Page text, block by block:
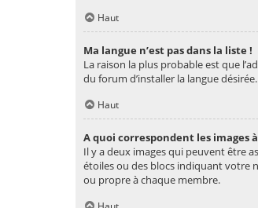
Haut
Ma langue n’est pas dans la liste !
La raison la plus probable est que
du forum d’installer la langue
Haut
A quoi correspondent les images
Il y a deux images qui peuvent être
étoiles ou des blocs indiquant votre
ou propre à chaque membre.